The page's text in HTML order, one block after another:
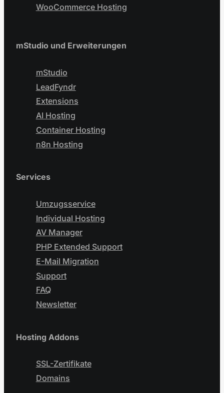
WooCommerce Hosting
mStudio und Erweiterungen
mStudio
LeadFyndr
Extensions
AI Hosting
Container Hosting
n8n Hosting
Services
Umzugsservice
Individual Hosting
AV Manager
PHP Extended Support
E-Mail Migration
Support
FAQ
Newsletter
Hosting Addons
SSL-Zertifikate
Domains